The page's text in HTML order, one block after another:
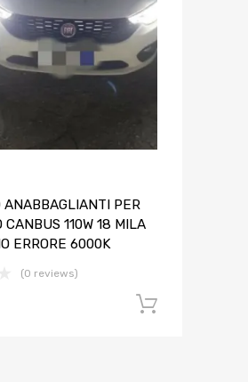
ANABBAGLIANTI PER
CANBUS 110W 18 MILA
ERRORE 6000K
(0 reviews)